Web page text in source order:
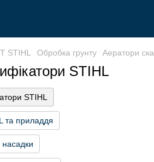
STIHL Обробка грунту Аератори
STIHL
STIHL
та приладдя